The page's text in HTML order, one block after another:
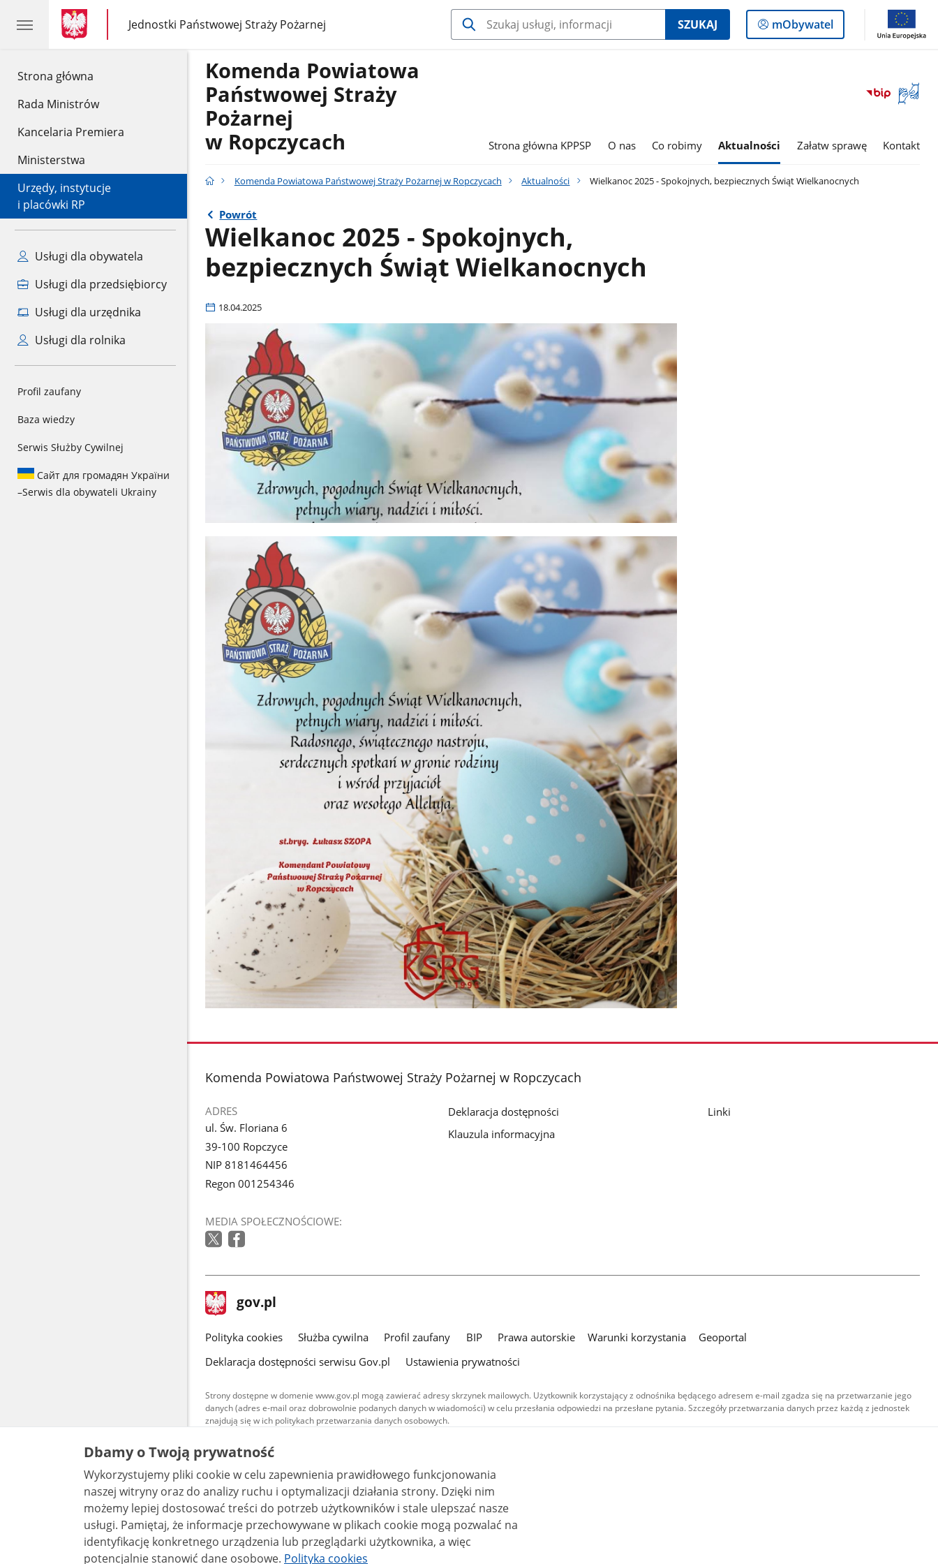
Strona główna
Rada Ministrów
Kancelaria Premiera
Ministerstwa
Urzędy, instytucje
i placówki RP
Usługi dla obywatela
Usługi dla przedsiębiorcy
Usługi dla urzędnika
Usługi dla rolnika
Profil zaufany
Baza wiedzy
Serwis Służby Cywilnej
Сайт для громадян України
–Serwis dla obywateli Ukrainy
gov.pl
gov.pl
Jednostki Państwowej Straży Pożarnej
gov.pl
Jednostki
Państwowej
SZUKAJ
Logowanie
do
mObywatel
Otwórz
okno
języka
Komenda Powiatowa
Państwowej Straży
Pożarnej
w Ropczycach
Strona główna KPPSP O nas Co robimy Aktualności Załatw sprawę Kontakt
Komenda Powiatowa Państwowej Straży Pożarnej w Ropczycach Aktualności Wielkanoc 2025 - Spokojnych, bezpiecznych Świąt Wielkanocnych
Powrót
Wielkanoc 2025 - Spokojnych,
bezpiecznych Świąt Wielkanocnych
18.04.2025
stopka
Komenda Powiatowa Państwowej Straży Pożarnej w Ropczycach
ADRES
ul. Św. Floriana 6
39-100 Ropczyce
NIP 8181464456
Regon 001254346
MEDIA SPOŁECZNOŚCIOWE:
Deklaracja dostępności
Klauzula informacyjna
Linki
stopka
gov.pl Strona
gov.pl
gov.pl
Polityka cookies Służba cywilna Profil zaufany BIP Prawa autorskie Warunki korzystania
Geoportal
Deklaracja dostępności serwisu Gov.pl
Ustawienia prywatności
Strony dostępne w domenie www.gov.pl mogą zawierać adresy skrzynek mailowych. Użytkownik korzystający z odnośnika będącego adresem e-mail zgadza się na przetwarzanie jego
danych (adres e-mail oraz dobrowolnie podanych danych w wiadomości) w celu przesłania odpowiedzi na przesłane pytania. Szczegóły przetwarzania danych przez każdą z jednostek
znajdują się w ich politykach przetwarzania danych osobowych.
Treści tekstowe publikowane w serwisie (z wyłączeniem treści audiowizualnych), są
udostępniane na licencji typu Creative Commons: uznanie autorstwa - na tych samych
warunkach 4.0 (CC BY-SA 4.0). Materiały audiowizualne, w tym zdjęcia, materiały audio i wideo,
są udostępniane na licencji typu Creative Commons: uznanie autorstwa użycie niekomercyjne -
bez utworów zależnych 4.0 (CC BY-NC-ND 4.0), o ile nie jest to stwierdzone inaczej.
Dbamy o Twoją prywatność
Wykorzystujemy pliki cookie w celu zapewnienia prawidłowego funkcjonowania
naszej witryny oraz do analizy ruchu i optymalizacji działania strony. Dzięki nim
możemy lepiej dostosować treści do potrzeb użytkowników i stale ulepszać nasze
usługi. Pamiętaj, że informacje przechowywane w plikach cookie mogą pozwalać na
identyfikację konkretnego urządzenia lub przeglądarki użytkownika, a więc
potencjalnie stanowić dane osobowe. Polityka cookies